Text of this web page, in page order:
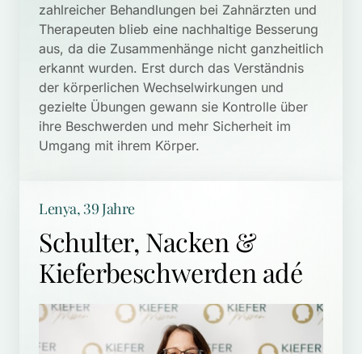
zahlreicher Behandlungen bei Zahnärzten und
Therapeuten blieb eine nachhaltige Besserung
aus, da die Zusammenhänge nicht ganzheitlich
erkannt wurden. Erst durch das Verständnis
der körperlichen Wechselwirkungen und
gezielte Übungen gewann sie Kontrolle über
ihre Beschwerden und mehr Sicherheit im
Umgang mit ihrem Körper.
Lenya, 39 Jahre
Schulter, Nacken &
Kieferbeschwerden adé